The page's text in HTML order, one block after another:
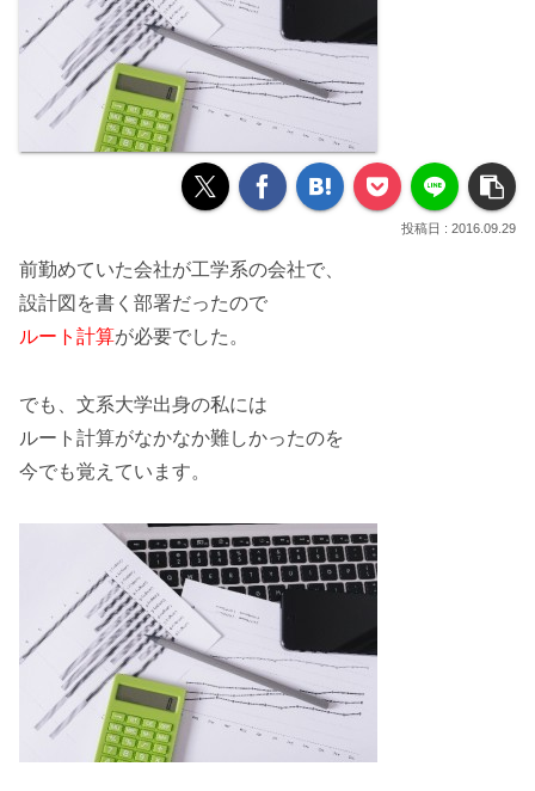
2016.09.29
前勤めていた会社が工学系の会社で、
設計図を書く部署だったので
ルート計算が必要でした。
でも、文系大学出身の私には
ルート計算がなかなか難しかったのを
今でも覚えています。